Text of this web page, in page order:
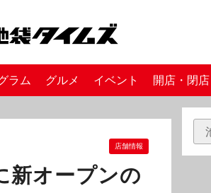
ラム グルメ イベント 開店・閉店
店舗情報
新オープンの